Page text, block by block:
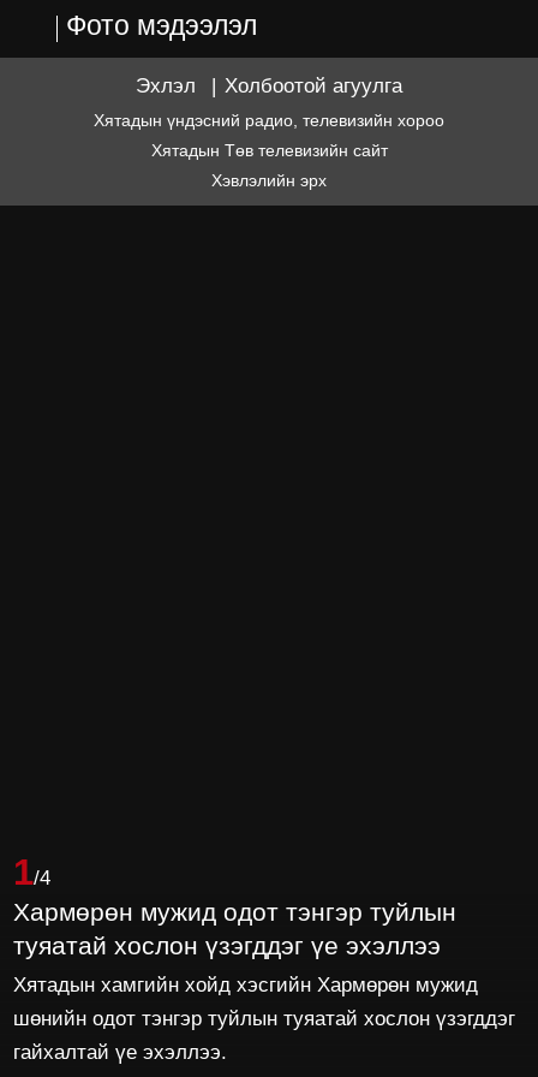
Фото мэдээлэл
1/4
Хармөрөн мужид одот тэнгэр туйлын
туяатай хослон үзэгддэг үе эхэллээ
Хятадын хамгийн хойд хэсгийн Хармөрөн мужид
шөнийн одот тэнгэр туйлын туяатай хослон үзэгддэг
гайхалтай үе эхэллээ.
Эхлэл Холбоотой агуулга
Хятадын үндэсний радио, телевизийн хороо
Хятадын Төв телевизийн сайт
Хэвлэлийн эрх